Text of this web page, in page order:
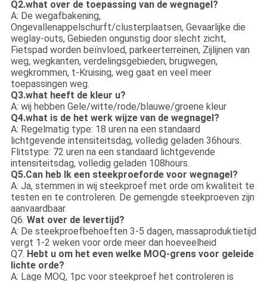
Q2.what over de toepassing van de wegnagel?
A: De wegafbakening,
Ongevallenappelschurft/clusterplaatsen, Gevaarlijke die
weglay-outs, Gebieden ongunstig door slecht zicht,
Fietspad worden beïnvloed, parkeerterreinen, Zijlijnen van
weg, wegkanten, verdelingsgebieden, brugwegen,
wegkrommen, t-Kruising, weg gaat en veel meer
toepassingen weg.
Q3.what heeft de kleur u?
A: wij hebben Gele/witte/rode/blauwe/groene kleur
Q4.what is de het werk wijze van de wegnagel?
A: Regelmatig type: 18 uren na een standaard
lichtgevende intensiteitsdag, volledig geladen 36hours.
Flitstype: 72 uren na een standaard lichtgevende
intensiteitsdag, volledig geladen 108hours.
Q5.Can heb Ik een steekproeforde voor wegnagel?
A: Ja, stemmen in wij steekproef met orde om kwaliteit te
testen en te controleren. De gemengde steekproeven zijn
aanvaardbaar.
Q6. Wat over de levertijd?
A: De steekproefbehoeften 3-5 dagen, massaproduktietijd
vergt 1-2 weken voor orde meer dan hoeveelheid
Q7. Hebt u om het even welke MOQ-grens voor geleide
lichte orde?
A: Lage MOQ, 1pc voor steekproef het controleren is